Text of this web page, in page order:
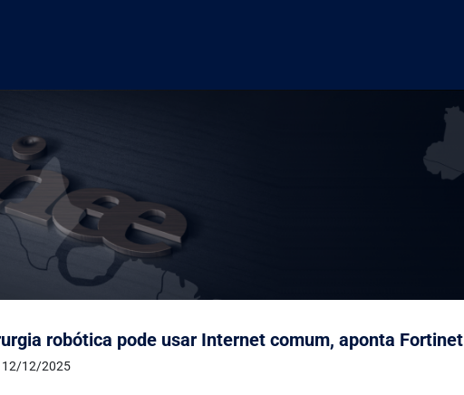
robótica pode usar Internet comum, aponta Fortinet
12/12/2025